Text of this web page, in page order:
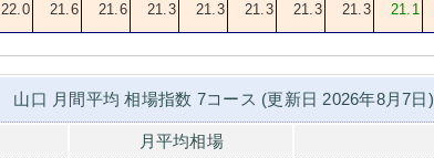
22.0 21.6 21.6 21.3 21.3 21.3 21.3 21.3 21.1
山口 月間平均 相場指数 7コース (更新日 2026年8月7日)
月平均相場